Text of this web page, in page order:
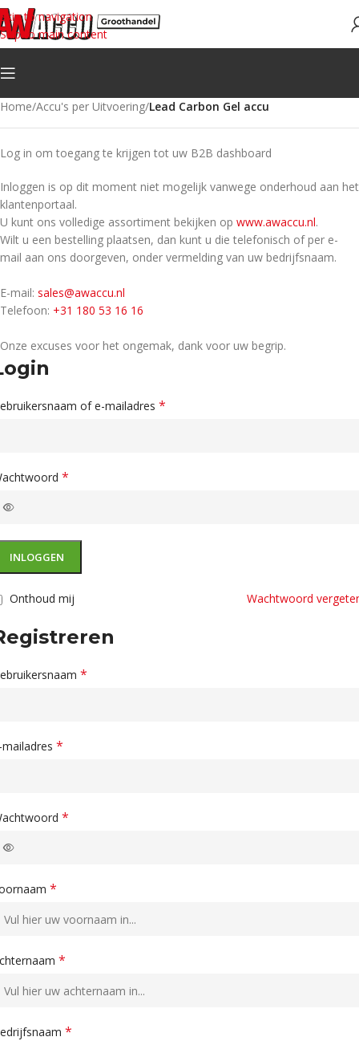
Skip to navigation
Skip to main content
Home/Accu's per Uitvoering/Lead Carbon Gel accu
Log in om toegang te krijgen tot uw B2B dashboard
Inloggen is op dit moment niet mogelijk vanwege onderhoud aan het
klantenportaal.
U kunt ons volledige assortiment bekijken op www.awaccu.nl.
Wilt u een bestelling plaatsen, dan kunt u die telefonisch of per e-
mail aan ons doorgeven, onder vermelding van uw bedrijfsnaam.
E-mail: sales@awaccu.nl
Telefoon: +31 180 53 16 16
Onze excuses voor het ongemak, dank voor uw begrip.
of e-mailadres *
*
INLOGGEN
Wachtwoord
Onthoud mij
*
mailadres *
*
*
*
*